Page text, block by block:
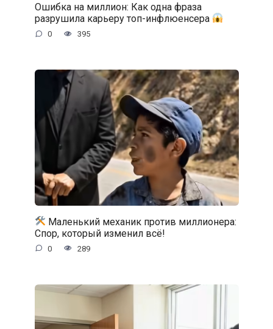
Ошибка на миллион: Как одна фраза
разрушила карьеру топ-инфлюенсера
0 395
Маленький механик против миллионера:
Спор, который изменил всё!
0 289